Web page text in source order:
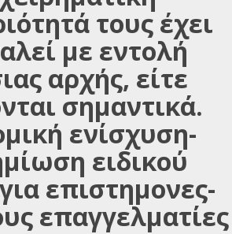
τους έχει
με εντολή
αρχής, είτε
σημαντικά.
ενίσχυση-
ειδικού
επιστημονες-
επαγγελματίες